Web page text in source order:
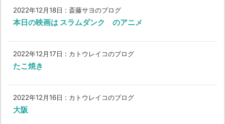
2022年12月18日 : 斎藤サヨのブログ
本日の映画は スラムダンク のアニメ
2022年12月17日 : カトウレイコのブログ
たこ焼き
2022年12月16日 : カトウレイコのブログ
大阪